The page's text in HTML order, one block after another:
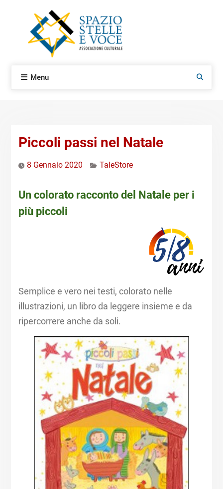
Menu Search
Piccoli passi nel Natale
8 Gennaio 2020 TaleStore
Un colorato racconto del Natale per i
più piccoli
Semplice e vero nei testi, colorato nelle
illustrazioni, un libro da leggere insieme e da
ripercorrere anche da soli.